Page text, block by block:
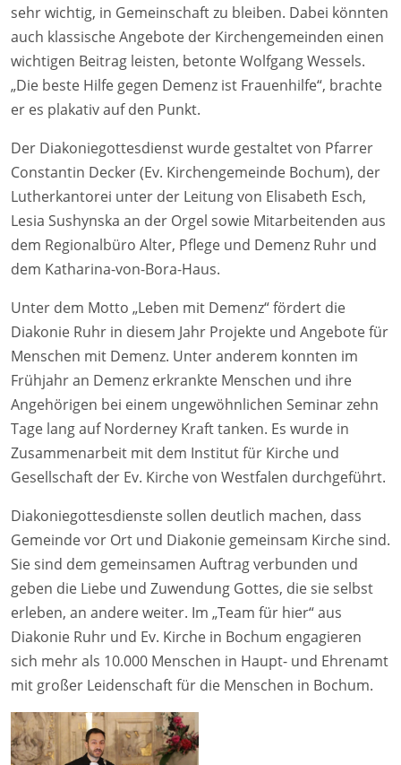
sehr wichtig, in Gemeinschaft zu bleiben. Dabei könnten
auch klassische Angebote der Kirchengemeinden einen
wichtigen Beitrag leisten, betonte Wolfgang Wessels.
„Die beste Hilfe gegen Demenz ist Frauenhilfe“, brachte
er es plakativ auf den Punkt.
Der Diakoniegottesdienst wurde gestaltet von Pfarrer
Constantin Decker (Ev. Kirchengemeinde Bochum), der
Lutherkantorei unter der Leitung von Elisabeth Esch,
Lesia Sushynska an der Orgel sowie Mitarbeitenden aus
dem Regionalbüro Alter, Pflege und Demenz Ruhr und
dem Katharina-von-Bora-Haus.
Unter dem Motto „Leben mit Demenz“ fördert die
Diakonie Ruhr in diesem Jahr Projekte und Angebote für
Menschen mit Demenz. Unter anderem konnten im
Frühjahr an Demenz erkrankte Menschen und ihre
Angehörigen bei einem ungewöhnlichen Seminar zehn
Tage lang auf Norderney Kraft tanken. Es wurde in
Zusammenarbeit mit dem Institut für Kirche und
Gesellschaft der Ev. Kirche von Westfalen durchgeführt.
Diakoniegottesdienste sollen deutlich machen, dass
Gemeinde vor Ort und Diakonie gemeinsam Kirche sind.
Sie sind dem gemeinsamen Auftrag verbunden und
geben die Liebe und Zuwendung Gottes, die sie selbst
erleben, an andere weiter. Im „Team für hier“ aus
Diakonie Ruhr und Ev. Kirche in Bochum engagieren
sich mehr als 10.000 Menschen in Haupt- und Ehrenamt
mit großer Leidenschaft für die Menschen in Bochum.